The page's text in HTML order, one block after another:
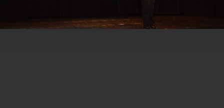
總統接受「法新社」（AFP）專訪內容